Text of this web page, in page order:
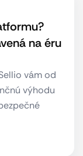
na éru
vám od
výhodu